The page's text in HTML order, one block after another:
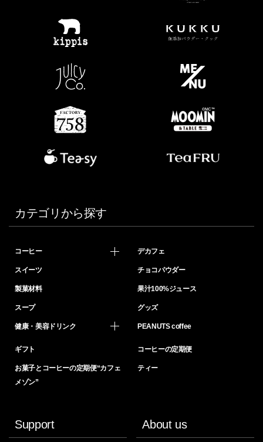
カテゴリから探す
コーヒー デカフェ
スイーツ チョコパウダー
製菓材料 果汁100%ジュース
スープ グッズ
健康・美容ドリンク PEANUTS coffee
ギフト コーヒーの定期便
お菓子とコーヒーの定期便“カフェ
メゾン”
ティー
Support About us